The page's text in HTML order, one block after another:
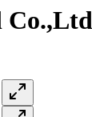
Co.,Ltd